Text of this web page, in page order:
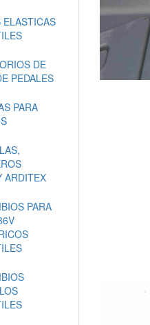
ELASTICAS
DE
PEDALES
PARA
ARDITEX
PARA